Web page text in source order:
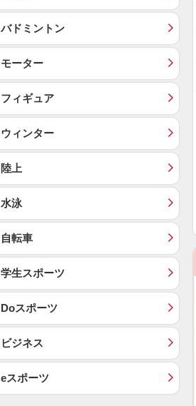
バドミントン
モーター
フィギュア
ウィンター
陸上
水泳
自転車
学生スポーツ
Doスポーツ
ビジネス
eスポーツ